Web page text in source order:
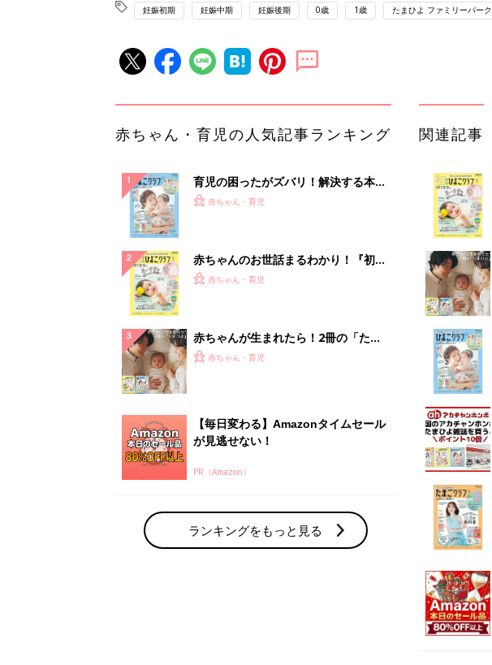
妊娠初期 妊娠中期 妊娠後期 0歳 1歳 たまひよ ファミリーパーク
赤ちゃん・育児の人気記事ランキング
育児の困ったがズバリ！解決する本
『ひよこクラブ 夏号』 4カ月～2才
赤ちゃん・育児
赤ちゃんのお世話まるわかり！『初め
てのひよこクラブ 夏号』〈巻頭大特
赤ちゃん・育児
赤ちゃんが生まれたら！2冊の「たま
ひよ」
赤ちゃん・育児
【毎日変わる】Amazonタイムセール
が見逃せない！
PR（Amazon）
ランキングをもっと見る
関連記事